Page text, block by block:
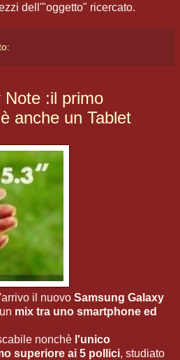
dell'"oggetto" ricercato.
Note :il primo
anche un Tablet
il nuovo Samsung Galaxy
mix tra uno smartphone ed
nonchè l'unico
superiore ai 5 pollici, studiato